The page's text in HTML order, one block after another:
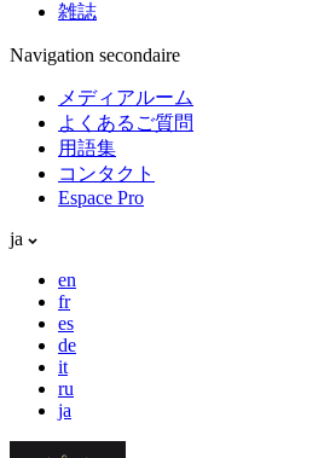
雑誌
Navigation secondaire
メディアルーム
よくあるご質問
用語集
コンタクト
Espace Pro
ja
en
fr
es
de
it
ru
ja